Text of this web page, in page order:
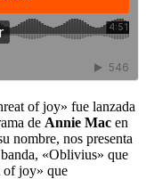
of joy» fue lanzada
de Annie Mac en
nombre, nos presenta
«Oblivius» que
of joy» que